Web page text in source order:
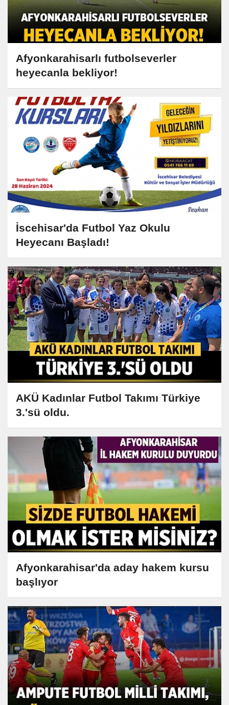
Afyonkarahisarlı futbolseverler
heyecanla bekliyor!
İscehisar'da Futbol Yaz Okulu
Heyecanı Başladı!
AKÜ Kadınlar Futbol Takımı Türkiye
3.'sü oldu.
Afyonkarahisar'da aday hakem kursu
başlıyor